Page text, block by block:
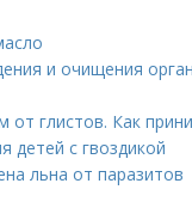
и очищения
от глистов. Как
детей с гвоздикой
льна от паразитов